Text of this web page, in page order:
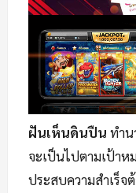
ฝันเห็นดินปืน ทำน
จะเป็นไปตามเป้าห
ประสบความสำเร็จ